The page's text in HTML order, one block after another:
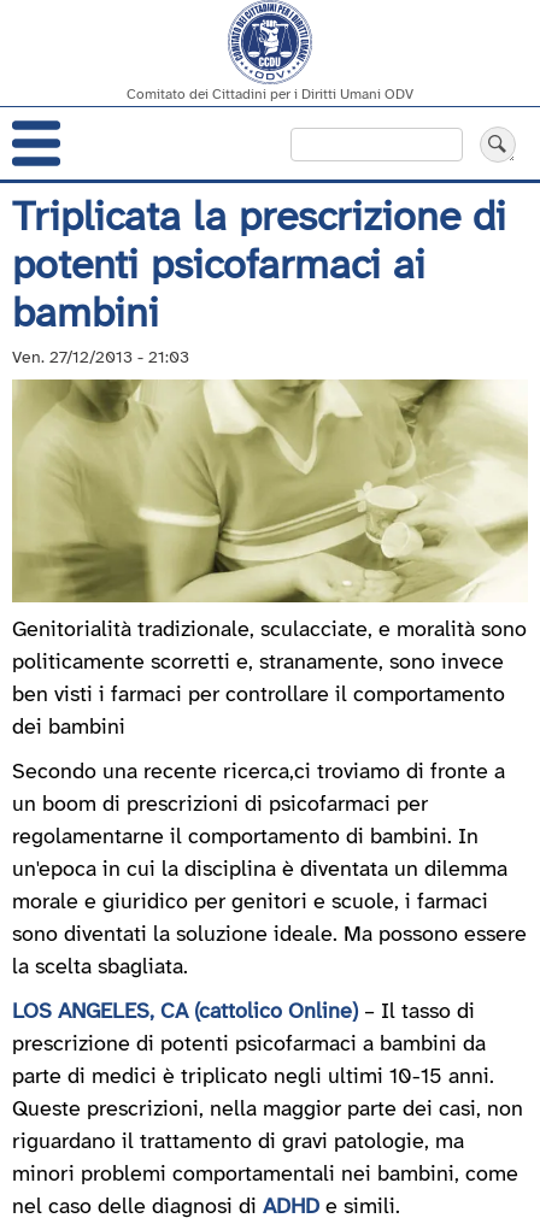
Salta
contenuto
principale
Comitato dei Cittadini per i Diritti Umani ODV
Navigazione
principale
Triplicata la prescrizione di
potenti psicofarmaci ai
bambini
Ven. 27/12/2013 - 21:03
Genitorialità tradizionale, sculacciate, e moralità sono
politicamente scorretti e, stranamente, sono invece
ben visti i farmaci per controllare il comportamento
dei bambini
Secondo una recente ricerca,ci troviamo di fronte a
un boom di prescrizioni di psicofarmaci per
regolamentarne il comportamento di bambini. In
un'epoca in cui la disciplina è diventata un dilemma
morale e giuridico per genitori e scuole, i farmaci
sono diventati la soluzione ideale. Ma possono essere
la scelta sbagliata.
LOS ANGELES, CA (cattolico Online)– Il tasso di
prescrizione di potenti psicofarmaci a bambini da
parte di medici è triplicato negli ultimi 10-15 anni.
Queste prescrizioni, nella maggior parte dei casi, non
riguardano il trattamento di gravi patologie, ma
minori problemi comportamentali nei bambini, come
nel caso delle diagnosi di ADHD e simili.